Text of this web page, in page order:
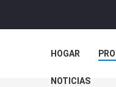
HOGAR
NOTICIAS